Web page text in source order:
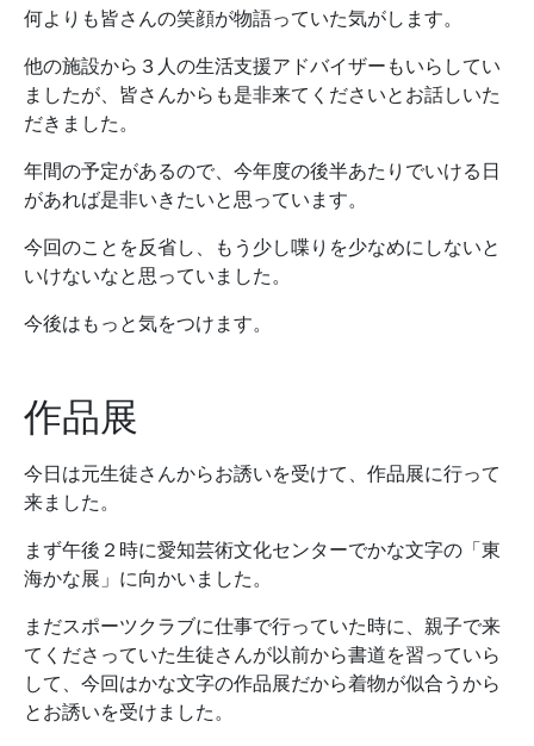
何よりも皆さんの笑顔が物語っていた気がします。
他の施設から３人の生活支援アドバイザーもいらしてい
ましたが、皆さんからも是非来てくださいとお話しいた
だきました。
年間の予定があるので、今年度の後半あたりでいける日
があれば是非いきたいと思っています。
今回のことを反省し、もう少し喋りを少なめにしないと
いけないなと思っていました。
今後はもっと気をつけます。
作品展
今日は元生徒さんからお誘いを受けて、作品展に行って
来ました。
まず午後２時に愛知芸術文化センターでかな文字の「東
海かな展」に向かいました。
まだスポーツクラブに仕事で行っていた時に、親子で来
てくださっていた生徒さんが以前から書道を習っていら
して、今回はかな文字の作品展だから着物が似合うから
とお誘いを受けました。